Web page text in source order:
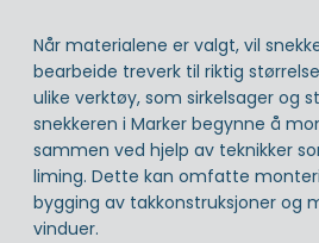
Når materialene er valgt, vil
bearbeide treverk til riktig
ulike verktøy, som sirkelsager og
snekkeren i Marker begynne å
sammen ved hjelp av teknikker
liming. Dette kan omfatte
bygging av takkonstruksjoner og
vinduer.